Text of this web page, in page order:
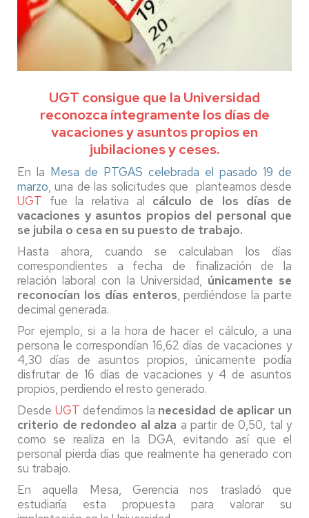
UGT consigue que la Universidad
reconozca íntegramente los días de
vacaciones y asuntos propios en
jubilaciones y ceses.
En la Mesa de PTGAS celebrada el pasado 19 de
marzo, una de las solicitudes que planteamos desde
UGT fue la relativa al cálculo de los días de
vacaciones y asuntos propios del personal que
se jubila o cesa en su puesto de trabajo.
Hasta ahora, cuando se calculaban los días
correspondientes a fecha de finalización de la
relación laboral con la Universidad, únicamente se
reconocían los días enteros, perdiéndose la parte
decimal generada.
Por ejemplo, si a la hora de hacer el cálculo, a una
persona le correspondían 16,62 días de vacaciones y
4,30 días de asuntos propios, únicamente podía
disfrutar de 16 días de vacaciones y 4 de asuntos
propios, perdiendo el resto generado.
Desde UGTdefendimos la necesidad de aplicar un
criterio de redondeo al alza a partir de 0,50, tal y
como se realiza en la DGA, evitando así que el
personal pierda días que realmente ha generado con
su trabajo.
En aquella Mesa, Gerencia nos trasladó que
estudiaría esta propuesta para valorar su